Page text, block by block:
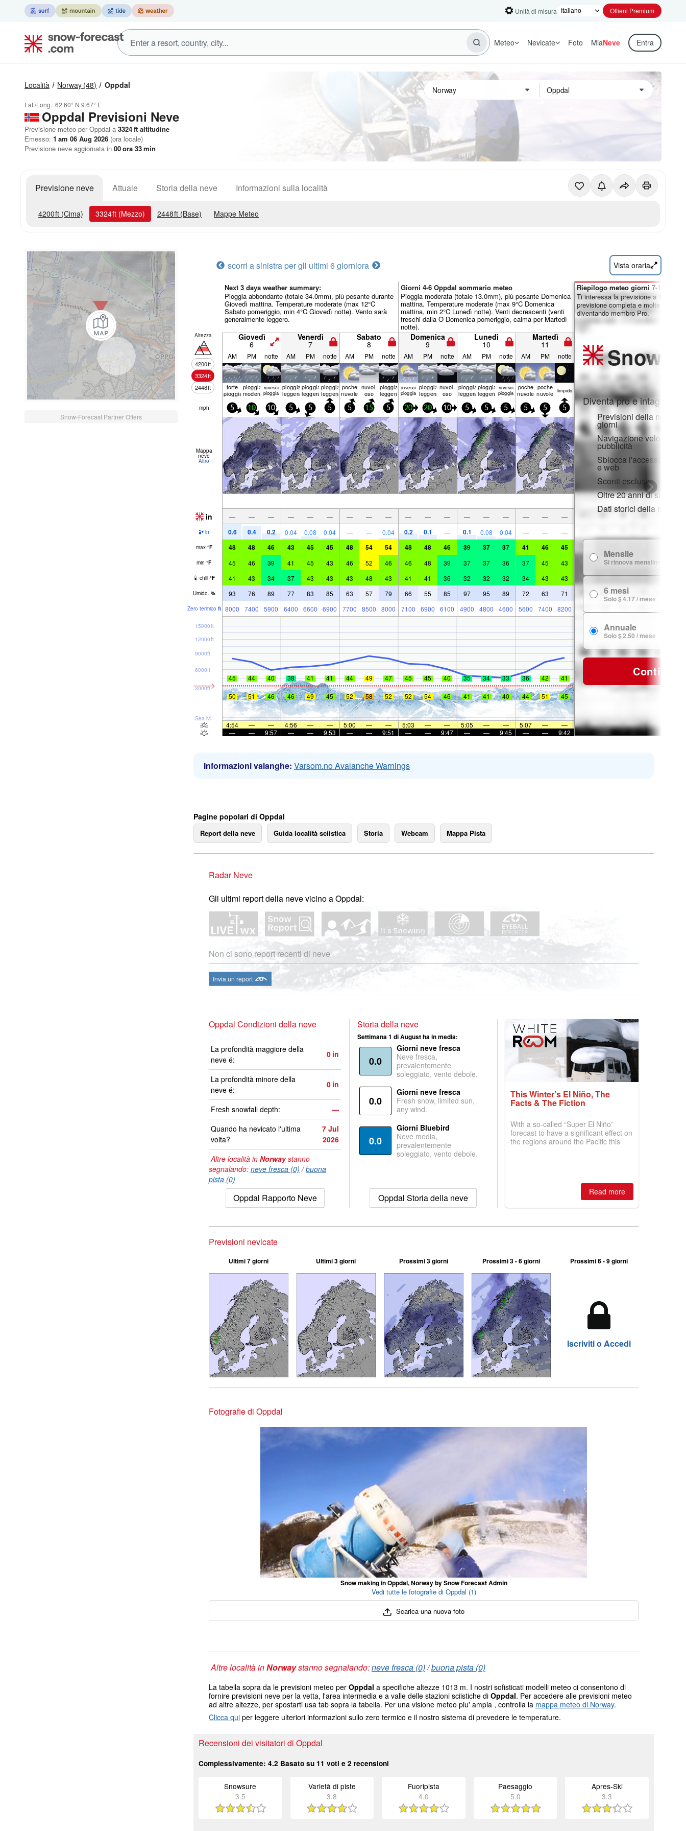
Unità di misura Ottieni Premium
Meteo Nevicate Foto MiaNeve Entra
Località Norway (48) Oppdal
Lat./Long.:62.60° N 9.67° E
Oppdal Previsioni Neve
Previsione meteo per Oppdal a 3324ft altitudine
Emesso: 1 am 06 Aug 2026 (ora locale)
Previsione neve aggiornata in 00ora 33min
Previsione neve Attuale Storia della neve Informazioni sulla località
4200ft (Cima) 3324ft (Mezzo) 2448ft (Base) Mappe Meteo
Snow-Forecast Partner Offers
scorri a sinistra per gli ultimi 6 giorniora Vista oraria
Next 3 days weather summary:
Pioggia abbondante (totale 34.0mm), più pesante durante
Giovedì mattina. Temperature moderate (max 12°C
Sabato pomeriggio, min 4°C Giovedì notte). Vento sarà
generalmente leggero.
Giorni 4-6 Oppdal sommario meteo
Pioggia moderata (totale 13.0mm), più pesante Domenica
mattina. Temperature moderate (max 9°C Domenica
mattina, min 2°C Lunedì notte). Venti decrescenti (venti
freschi dalla O Domenica pomeriggio, calma per Martedì
notte).
Altezza
4200ft
3324ft
2448ft
Giovedì
6
Venerdì
7
Sabato
8
Domenica
9
Lunedì
10
Martedì
11
AM PM notte AM PM notte AM PM notte AM PM notte AM PM notte AM PM notte
forte
pioggia
pioggia
moderata
rovesci
pioggia
pioggia
leggera
pioggia
leggera
pioggia
leggera
poche
nuvole
nuvol-
oso
pioggia
leggera
rovesci
pioggia
pioggia
leggera
nuvol-
oso
pioggia
leggera
pioggia
leggera
rovesci
pioggia
poche
nuvole
poche
nuvole limp­ido
mph 5 10 10 5 5 5 5 15 5 20 20 10 5 5 5 5 5 5
Mappa
neve
Altro
in — — — — — — — — — — — — — — — — — —
in 0.6 0.4 0.2 0.04 0.08 0.04 — — 0.04 0.2 0.1 — 0.1 0.08 0.04 — — —
max °F 48 48 46 43 45 45 48 54 54 48 48 46 39 37 37 41 46 45
min °F 45 46 39 41 45 43 46 52 46 46 48 39 37 37 36 37 45 43
chill °F 41 43 34 37 43 43 43 48 43 41 41 36 32 32 32 34 43 43
Umido. % 93 76 89 77 83 85 63 57 79 66 55 85 97 95 89 72 63 71
Zero termico ft 8000 7400 5900 6400 6600 6900 7700 8500 8000 7100 6900 6100 4900 4800 4600 5600 7400 8200
Sea lvl
3000ft
6000ft
9000ft
12000ft
15000ft
45 44 40 38 41 41 44 49 47 45 45 40 35 34 33 36 42 41
50 51 46 46 49 45 52 58 52 52 54 46 41 41 40 44 51 45
4:54 — — 4:56 — — 5:00 — — 5:03 — — 5:05 — — 5:07 —
—
—
— 9:57 — — 9:53 — — 9:51 — — 9:47 — — 9:45 — — 9:42
Riepilogo meteo giorni 7-16:
Ti interessa la previsione a 16
previsione completa e molte altre
diventando membro Pro.
Snow
Diventa pro e intaglia:
Previsioni della neve
giorni
Navigazione veloce
pubblicità
Sblocca l'accesso
e web
Sconti esclusivi per i
Oltre 20 anni di storia
Dati storici della neve
Mensile
Si rinnova mensilmente
6 mesi
Solo $ 4.17 / mese
Annuale
Solo $ 2.50 / mese
Continua
Informazioni valanghe: Varsom.no Avalanche Warnings
Pagine popolari di Oppdal
Report della neve Guida località sciistica Storia Webcam Mappa Pista
Radar Neve
Gli ultimi report della neve vicino a Oppdal:
Non ci sono report recenti di neve
Invia un report
Oppdal Condizioni della neve
La profondità maggiore della
neve é:
0 in
La profondità minore della
neve é:
0 in
Fresh snowfall depth:
—
Quando ha nevicato l'ultima
volta?
7 Jul
2026
Altre località in Norwaystanno
segnalando: neve fresca (0) /buona
pista (0)
Oppdal Rapporto Neve
Storia della neve
Settimana 1 di August ha in media:
0.0
Giorni neve fresca
Neve fresca,
prevalentemente
soleggiato, vento debole.
0.0
Giorni neve fresca
Fresh snow, limited sun,
any wind.
0.0
Giorni Bluebird
Neve media,
prevalentemente
soleggiato, vento debole.
Oppdal Storia della neve
This Winter’s El Niño, The
Facts & The Fiction
With a so-called “Super El Niño”
forecast to have a significant effect on
the regions around the Pacific this
Read more
Previsioni nevicate
Ultimi 7 giorni Ultimi 3 giorni Prossimi 3 giorni Prossimi 3 - 6 giorni Prossimi 6 - 9 giorni
Iscriviti o Accedi
Fotografie di Oppdal
Snow making in Oppdal, Norway by Snow Forecast Admin
Vedi tutte le fotografie di Oppdal (1)
Scarica una nuova foto
Altre località inNorwaystanno segnalando:neve fresca (0)/buona pista (0)
La tabella sopra da le previsioni meteo per Oppdal a specifiche altezze 1013 m. I nostri sofisticati modelli meteo ci consentono di
fornire previsioni neve per la vetta, l'area intermedia e a valle delle stazioni sciistiche di Oppdal. Per accedere alle previsioni meteo
ad altre altezze, per spostarti usa tab sopra la tabella. Per una visione meteo piu' ampia , controlla la mappa meteo di Norway.
Clicca qui per leggere ulteriori informazioni sullo zero termico e il nostro sistema di prevedere le temperature.
Recensioni dei visitatori di Oppdal
Complessivamente: 4.2 Basato su 11 voti e 2 recensioni
Snowsure
3.5
Varietà di piste
3.8
Fuoripista
4.0
Paesaggio
5.0
Apres-Ski
3.3